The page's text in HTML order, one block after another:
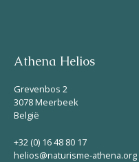
Athena Helios
Grevenbos 2
3078 Meerbeek
België
+32 (0) 16 48 80 17
helios@naturisme-athena.org